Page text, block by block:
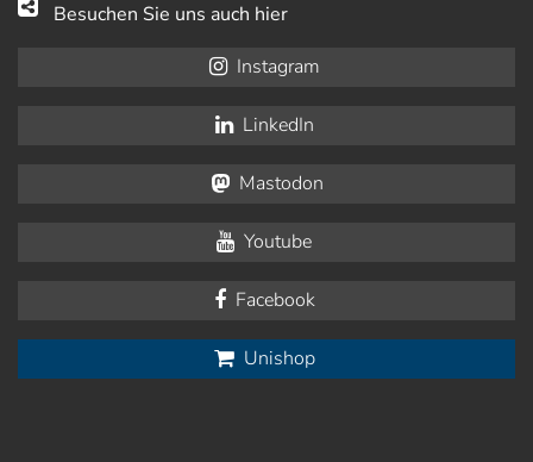
Besuchen Sie uns auch hier
Instagram
LinkedIn
Mastodon
Youtube
Facebook
Unishop